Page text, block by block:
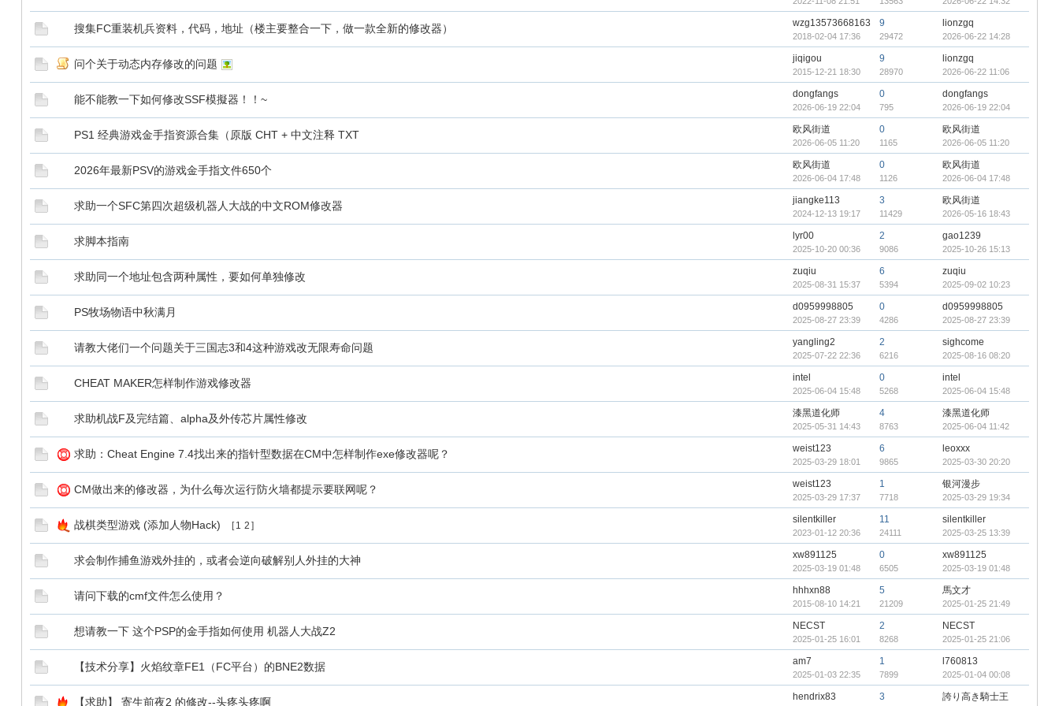
搜集FC重装机兵资料，代码，地址（楼主要整合一下，做一款全新的修改器） wzg13573668163
2018-02-04 17:36
9
29472
lionzgq
2026-06-22 14:28
问个关于动态内存修改的问题 jiqigou
2015-12-21 18:30
9
28970
lionzgq
2026-06-22 11:06
能不能教一下如何修改SSF模擬器！！~ dongfangs
2026-06-19 22:04
0
795
dongfangs
2026-06-19 22:04
PS1 经典游戏金手指资源合集（原版 CHT + 中文注释 TXT 欧风街道
2026-06-05 11:20
0
1165
欧风街道
2026-06-05 11:20
2026年最新PSV的游戏金手指文件650个 欧风街道
2026-06-04 17:48
0
1126
欧风街道
2026-06-04 17:48
求助一个SFC第四次超级机器人大战的中文ROM修改器 jiangke113
2024-12-13 19:17
3
11429
欧风街道
2026-05-16 18:43
求脚本指南 lyr00
2025-10-20 00:36
2
9086
gao1239
2025-10-26 15:13
求助同一个地址包含两种属性，要如何单独修改 zuqiu
2025-08-31 15:37
6
5394
zuqiu
2025-09-02 10:23
PS牧场物语中秋满月 d0959998805
2025-08-27 23:39
0
4286
d0959998805
2025-08-27 23:39
请教大佬们一个问题关于三国志3和4这种游戏改无限寿命问题 yangling2
2025-07-22 22:36
2
6216
sighcome
2025-08-16 08:20
CHEAT MAKER怎样制作游戏修改器 intel
2025-06-04 15:48
0
5268
intel
2025-06-04 15:48
求助机战F及完结篇、alpha及外传芯片属性修改 漆黑道化师
2025-05-31 14:43
4
8763
漆黑道化师
2025-06-04 11:42
求助：Cheat Engine 7.4找出来的指针型数据在CM中怎样制作exe修改器呢？ weist123
2025-03-29 18:01
6
9865
leoxxx
2025-03-30 20:20
CM做出来的修改器，为什么每次运行防火墙都提示要联网呢？ weist123
2025-03-29 17:37
1
7718
银河漫步
2025-03-29 19:34
战棋类型游戏 (添加人物Hack) [ 1 2 ]
silentkiller
2023-01-12 20:36
11
24111
silentkiller
2025-03-25 13:39
求会制作捕鱼游戏外挂的，或者会逆向破解别人外挂的大神 xw891125
2025-03-19 01:48
0
6505
xw891125
2025-03-19 01:48
请问下载的cmf文件怎么使用？ hhhxn88
2015-08-10 14:21
5
21209
馬文才
2025-01-25 21:49
想请教一下 这个PSP的金手指如何使用 机器人大战Z2 NECST
2025-01-25 16:01
2
8268
NECST
2025-01-25 21:06
【技术分享】火焰纹章FE1（FC平台）的BNE2数据 am7
2025-01-03 22:35
1
7899
l760813
2025-01-04 00:08
【求助】 寄生前夜2 的修改--头疼头疼啊 hendrix83 3 誇り高き騎士王